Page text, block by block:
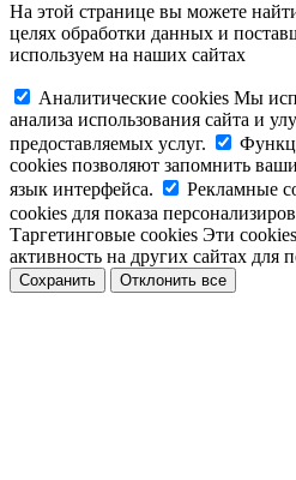
На этой странице вы можете
целях обработки данных и
используем на наших сайтах
Аналитические cookies Мы
анализа использования сайта и
предоставляемых услуг.
cookies позволяют запомнить
язык интерфейса.
Рекламные
cookies для показа
Таргетинговые cookies Эти
активность на других сайтах для
Сохранить Отклонить все